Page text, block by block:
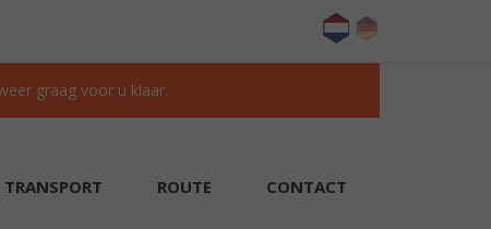
graag voor u klaar.
TRANSPORT ROUTE CONTACT